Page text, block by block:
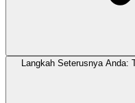
Langkah Seterusnya